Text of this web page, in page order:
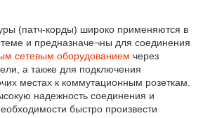
(патч-корды) широко применяются в
и предназначе¬ны для соединения
сетевым оборудованием через
а также для подключения
местах к коммутационным розеткам.
надежность соединения и
быстро произвести